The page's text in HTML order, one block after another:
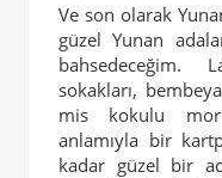
Ve son olarak
güzel Yunan
bahsedeceğim.
sokakları,
mis kokulu
anlamıyla bir
kadar güzel bir